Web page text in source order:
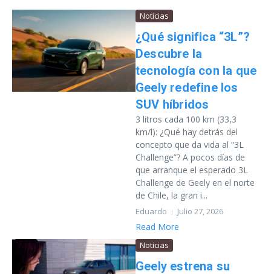
Noticias
¿Qué significa “3L”?
Descubre la
tecnología con la que
Geely redefine los
SUV híbridos
3 litros cada 100 km (33,3
km/l): ¿Qué hay detrás del
concepto que da vida al “3L
Challenge”? A pocos días de
que arranque el esperado 3L
Challenge de Geely en el norte
de Chile, la gran i...
Eduardo Julio 27, 2026
Read More
Noticias
Geely estrena su